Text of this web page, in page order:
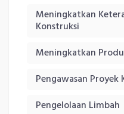
Meningkatkan
Konstruksi
Meningkatkan
Pengawasan Proyek
Pengelolaan Limbah